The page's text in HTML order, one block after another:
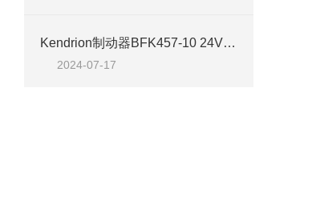
Kendrion制动器BFK457-10 24V 23Nm：技术深度解析与应用领域探索
2024-07-17